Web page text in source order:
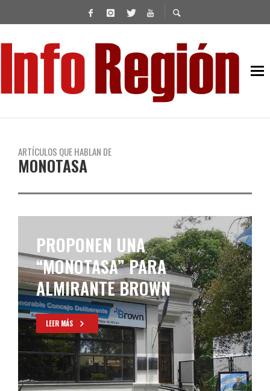
ARTÍCULOS QUE HABLAN DE
MONOTASA
PROPONEN UNA
“MONOTASA” PARA
ALMIRANTE BROWN
LEER MÁS